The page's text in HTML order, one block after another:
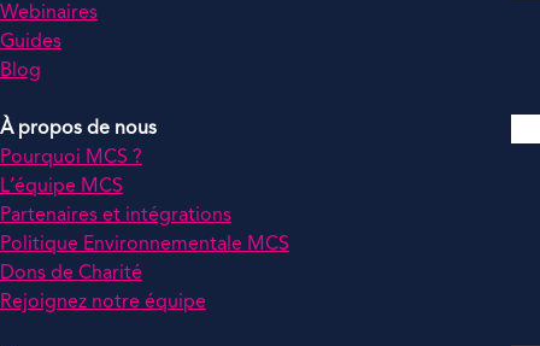
Webinaires
Guides
Blog
À propos de nous
Pourquoi MCS ?
L’équipe MCS
Partenaires et intégrations
Politique Environnementale MCS
Dons de Charité
Rejoignez notre équipe